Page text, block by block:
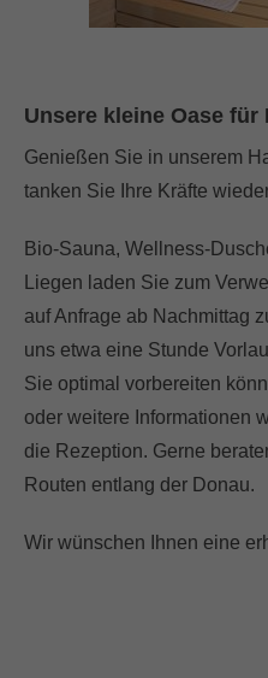
Unsere kleine Oase für
Genießen Sie in unserem
tanken Sie Ihre Kräfte
Bio-Sauna, Wellness-
Liegen laden Sie zum
auf Anfrage ab Nachmittag
uns etwa eine Stunde
Sie optimal vorbereiten
oder weitere Informationen
die Rezeption. Gerne
Routen entlang der Donau.
Wir wünschen Ihnen eine